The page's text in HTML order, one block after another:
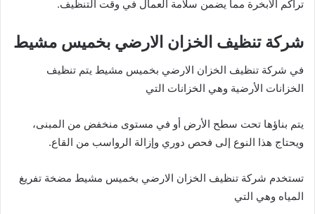
تراكم الأبخرة مما يضمن سلامة العمال في وقت التنظيف.
شركة تنظيف الخزان الارضي بخميس مشيط
في شركة تنظيف الخزان الارضي بخميس مشيط يتم تنظيف
الخزانات الأرضية وهي الخزانات التي
يتم بناؤها تحت سطح الأرض أو في مستوى منخفض من المبنى،
ويحتاج هذا النوع إلى فحص دوري وإزالة الرواسب من القاع.
تستخدم شركة تنظيف الخزان الارضي بخميس مشيط مضخة تفريغ
المياه وهي التي